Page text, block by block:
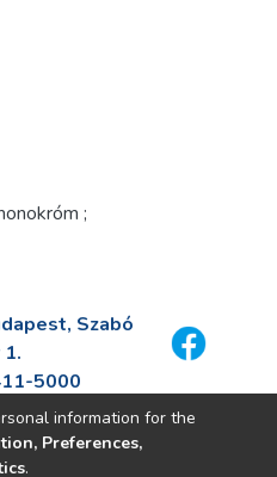
;
Szabó
5000
information for the
Preferences,
.